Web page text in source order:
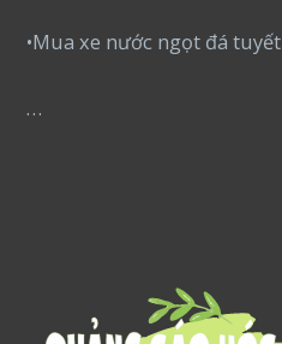
•Mua xe nước ngọt đá tuyết
…